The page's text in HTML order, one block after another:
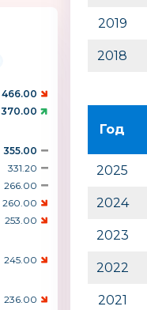
466.00
370.00
355.00
331.20
266.00
260.00
253.00
245.00
236.00
2019
2018
Год
2025
2024
2023
2022
2021